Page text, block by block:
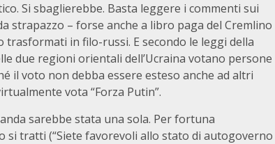
Si sbaglierebbe. Basta leggere i commenti sui
strapazzo – forse anche a libro paga del Cremlino
in filo-russi. E secondo le leggi della
due regioni orientali dell’Ucraina votano persone
il voto non debba essere esteso anche ad altri
vota “Forza Putin”.
sarebbe stata una sola. Per fortuna
tratti (“Siete favorevoli allo stato di autogoverno